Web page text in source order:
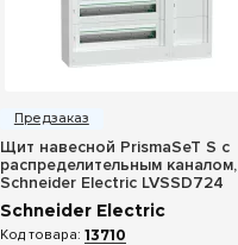
Щит навесной PrismaSeT S с
распределительным каналом,
Schneider Electric LVSSD724
Schneider Electric
13710
(+2)
(+2)
(+1)
(+1)